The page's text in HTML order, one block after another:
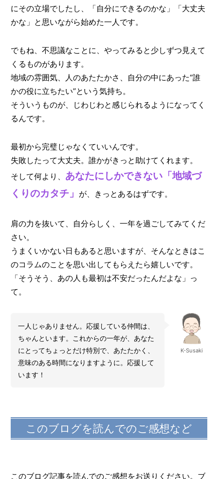
にその立場でしたし、「自分にできるのかな」「大丈夫
かな」と思いながら始めた一人です。
でもね、不思議なことに、やってみると少しずつ見えて
くるものがあります。
地域の雰囲気、人のあたたかさ、自分の中にあった“誰
かの役に立ちたい”という気持ち。
そういうものが、じわじわと感じられるようになってく
るんです。
最初から完璧じゃなくていいんです。
失敗したって大丈夫。誰かがきっと助けてくれます。
そして何より、 あなたにしかできない「地域づ
くりのカタチ」 が、きっとあるはずです。
肩の力を抜いて、自分らしく、一年を過ごしてみてくだ
さい。
うまくいかない日もあると思いますが、そんなときはこ
のコラムのことを思い出してもらえたら嬉しいです。
「そうそう、あの人も最初は不安だったんだよな」っ
て。
K-Susaki
一人じゃありません。応援している仲間は、
ちゃんといます。これからの一年が、あなた
にとってちょっとだけ特別で、あたたかく、
意味のある時間になりますように。応援して
います！
このブログを読んでのご感想など
このブログ記事を読んでのご感想をお送りください。ブ